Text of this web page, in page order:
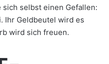
selbst einen Gefallen:
Ihr Geldbeutel wird es
wird sich freuen.